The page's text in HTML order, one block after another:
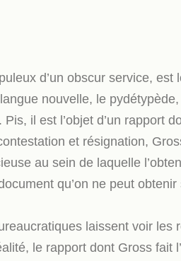
d’un obscur service, est
nouvelle, le
il est l’objet d’un rapport
et résignation,
au sein de laquelle
qu’on ne peut
laissent voir les
le rapport dont Gross fait